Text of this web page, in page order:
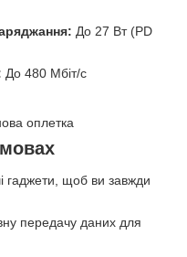
До 27 Вт (PD
До 480 Мбіт/с
оплетка
гаджети, щоб ви завжди
передачу даних для